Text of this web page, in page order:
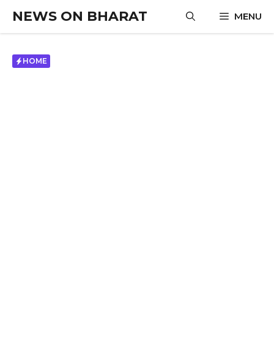
content
NEWS ON BHARAT MENU
HOME